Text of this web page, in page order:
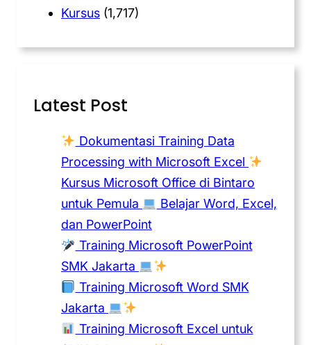
Kursus (1,717)
Latest Post
Dokumentasi Training Data
Processing with Microsoft Excel
Kursus Microsoft Office di Bintaro
untuk Pemula
Belajar Word, Excel,
dan PowerPoint
Training Microsoft PowerPoint
SMK Jakarta
Training Microsoft Word SMK
Jakarta
Training Microsoft Excel untuk